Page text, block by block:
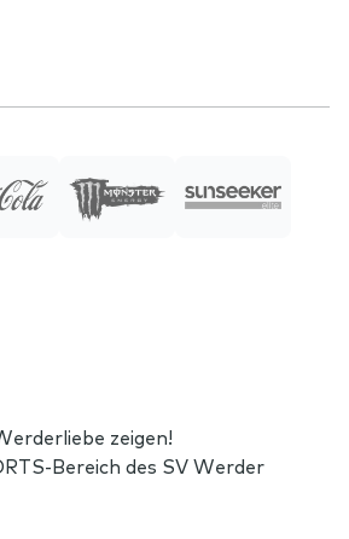
zeigen!
Bereich des SV Werder